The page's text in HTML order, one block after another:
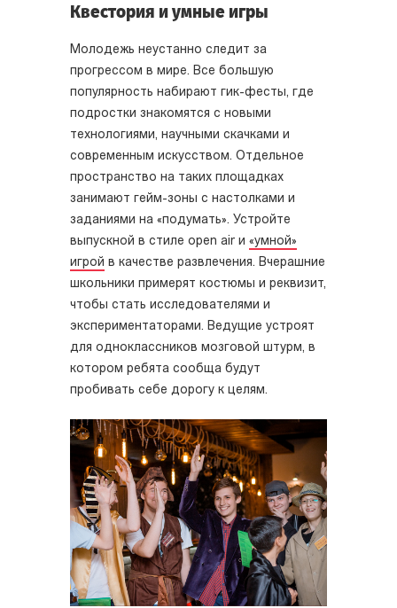
Квестория и умные игры
Молодежь неустанно следит за
прогрессом в мире. Все большую
популярность набирают гик-фесты, где
подростки знакомятся с новыми
технологиями, научными скачками и
современным искусством. Отдельное
пространство на таких площадках
занимают гейм-зоны с настолками и
заданиями на «подумать». Устройте
выпускной в стиле open air и «умной»
игрой в качестве развлечения. Вчерашние
школьники примерят костюмы и реквизит,
чтобы стать исследователями и
экспериментаторами. Ведущие устроят
для одноклассников мозговой штурм, в
котором ребята сообща будут
пробивать себе дорогу к целям.